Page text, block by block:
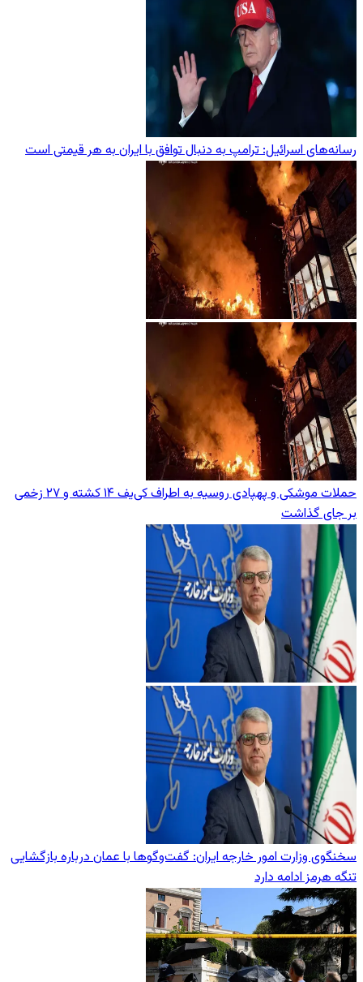
رسانه‌های اسرائیل: ترامپ به دنبال توافق با ایران به هر قیمتی است
حملات موشکی و پهپادی روسیه به اطراف کی‌یف ۱۴ کشته و ۲۷ زخمی
بر جای گذاشت
سخنگوی وزارت امور خارجه ایران: گفت‌وگوها با عمان درباره بازگشایی
تنگه هرمز ادامه دارد